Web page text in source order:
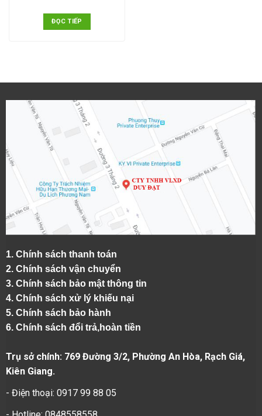
ĐỌC TIẾP
1. Chính sách thanh toán
2. Chính sách vận chuyển
3. Chính sách bảo mật thông tin
4. Chính sách xử lý khiếu nại
5. Chính sách bảo hành
6. Chính sách đổi trả,hoàn tiền
Trụ sở chính: 769 Đường 3/2, Phường An Hòa, Rạch Giá,
Kiên Giang.
- Điện thoại: 0917 99 88 05